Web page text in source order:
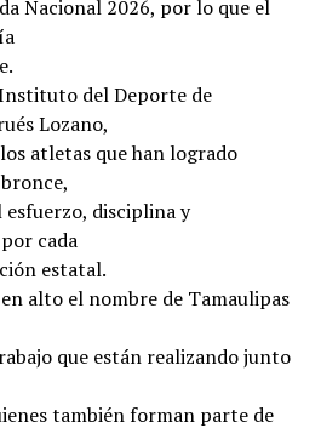
Nacional 2026, por lo que el
del Deporte de
Lozano,
atletas que han logrado
esfuerzo, disciplina y
cada
estatal.
alto el nombre de Tamaulipas
que están realizando junto
también forman parte de